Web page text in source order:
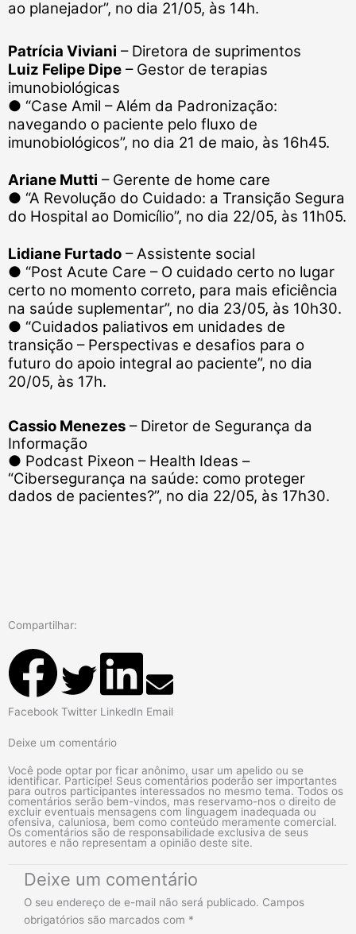
ao planejador”, no dia 21/05, às 14h.
Patrícia Viviani – Diretora de suprimentos
Luiz Felipe Dipe – Gestor de terapias
imunobiológicas
● “Case Amil – Além da Padronização:
navegando o paciente pelo fluxo de
imunobiológicos”, no dia 21 de maio, às 16h45.
Ariane Mutti – Gerente de home care
● “A Revolução do Cuidado: a Transição Segura
do Hospital ao Domicílio”, no dia 22/05, às 11h05.
Lidiane Furtado – Assistente social
● “Post Acute Care – O cuidado certo no lugar
certo no momento correto, para mais eficiência
na saúde suplementar”, no dia 23/05, às 10h30.
● “Cuidados paliativos em unidades de
transição – Perspectivas e desafios para o
futuro do apoio integral ao paciente”, no dia
20/05, às 17h.
Cassio Menezes – Diretor de Segurança da
Informação
● Podcast Pixeon – Health Ideas –
“Cibersegurança na saúde: como proteger
dados de pacientes?”, no dia 22/05, às 17h30.
Compartilhar:
Facebook Twitter LinkedIn Email
Deixe um comentário
Você pode optar por ficar anônimo, usar um apelido ou se
identificar. Participe! Seus comentários poderão ser importantes
para outros participantes interessados no mesmo tema. Todos os
comentários serão bem-vindos, mas reservamo-nos o direito de
excluir eventuais mensagens com linguagem inadequada ou
ofensiva, caluniosa, bem como conteúdo meramente comercial.
Os comentários são de responsabilidade exclusiva de seus
autores e não representam a opinião deste site.
Deixe um comentário
O seu endereço de e-mail não será publicado. Campos
obrigatórios são marcados com *